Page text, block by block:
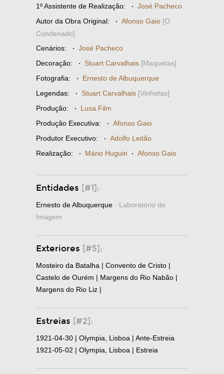
1º Assistente de Realização: · José Pacheco
Autor da Obra Original: · Afonso Gaio [O
Condenado]
Cenários: · José Pacheco
Decoração: · Stuart Carvalhais [Maquetas]
Fotografia: · Ernesto de Albuquerque
Legendas: · Stuart Carvalhais [Vinhetas]
Produção: · Lusa Film
Produção Executiva: · Afonso Gaio
Produtor Executivo: · Adolfo Leitão
Realização: · Mário Huguin · Afonso Gaio
Entidades [#1]:
Ernesto de Albuquerque · Laboratório de
Imagem
Exteriores [#5]:
Mosteiro da Batalha | Convento de Cristo |
Castelo de Ourém | Margens do Rio Nabão |
Margens do Rio Liz |
Estreias [#2]:
1921-04-30 | Olympia, Lisboa | Ante-Estreia
1921-05-02 | Olympia, Lisboa | Estreia